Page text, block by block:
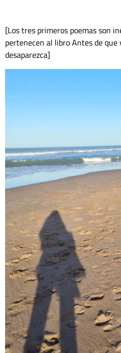
[Los tres primeros poemas son
pertenecen al libro Antes de que
desaparezca]